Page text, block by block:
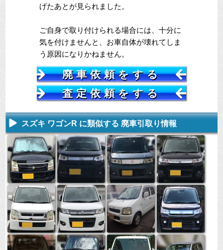
げたあとが見られました。
ご自身で取り付けられる場合には、十分に
気を付けませんと、お車自体が壊れてしま
う原因になりかねません。
廃車依頼をする
査定依頼をする
スズキ ワゴンR に類似する 廃車引取り情報